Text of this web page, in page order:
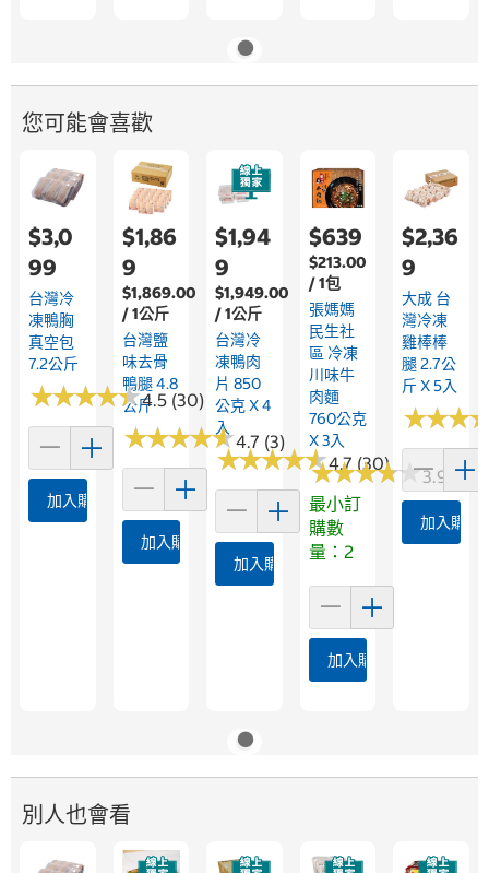
您可能會喜歡
$3,0
99
台灣冷
凍鴨胸
真空包
7.2公斤
★★★★★
★★★★★4.5 (30)
加入購物車
$1,86
9
$1,869.00
/ 1公斤
台灣鹽
味去骨
鴨腿 4.8
公斤
★★★★★
★★★★★4.7 (3)
加入購物車
$1,94
9
$1,949.00
/ 1公斤
台灣冷
凍鴨肉
片 850
公克 X 4
入
★★★★★
★★★★★4.7 (30)
加入購物車
$639
$213.00
/ 1包
張媽媽
民生社
區 冷凍
川味牛
肉麵
760公克
X 3入
★★★★★
★★★★★3.9 (28)
最小訂
購數
量：2
加入購物車
$2,36
9
大成 台
灣冷凍
雞棒棒
腿 2.7公
斤 X 5入
★★★
★★★
加入購物
別人也會看